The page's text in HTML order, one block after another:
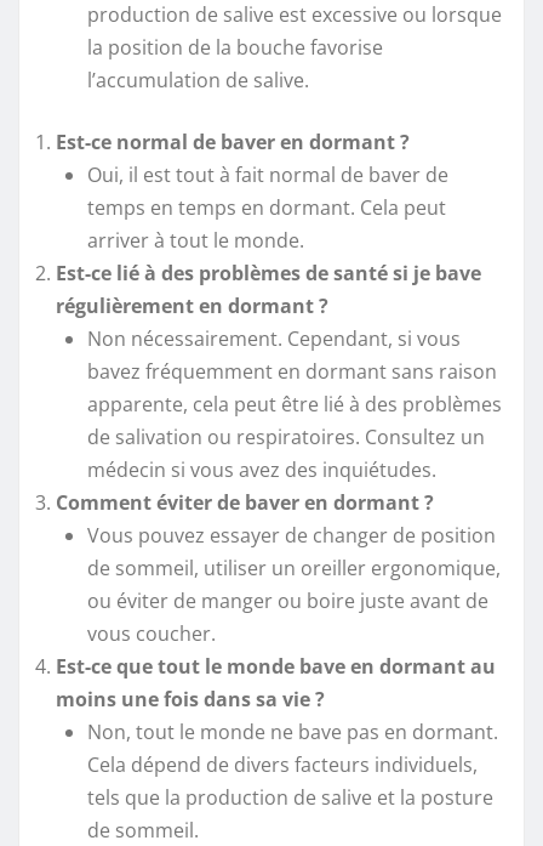
production de salive est excessive ou lorsque
la position de la bouche favorise
l’accumulation de salive.
Est-ce normal de baver en dormant ?
Oui, il est tout à fait normal de baver de
temps en temps en dormant. Cela peut
arriver à tout le monde.
Est-ce lié à des problèmes de santé si je bave
régulièrement en dormant ?
Non nécessairement. Cependant, si vous
bavez fréquemment en dormant sans raison
apparente, cela peut être lié à des problèmes
de salivation ou respiratoires. Consultez un
médecin si vous avez des inquiétudes.
Comment éviter de baver en dormant ?
Vous pouvez essayer de changer de position
de sommeil, utiliser un oreiller ergonomique,
ou éviter de manger ou boire juste avant de
vous coucher.
Est-ce que tout le monde bave en dormant au
moins une fois dans sa vie ?
Non, tout le monde ne bave pas en dormant.
Cela dépend de divers facteurs individuels,
tels que la production de salive et la posture
de sommeil.